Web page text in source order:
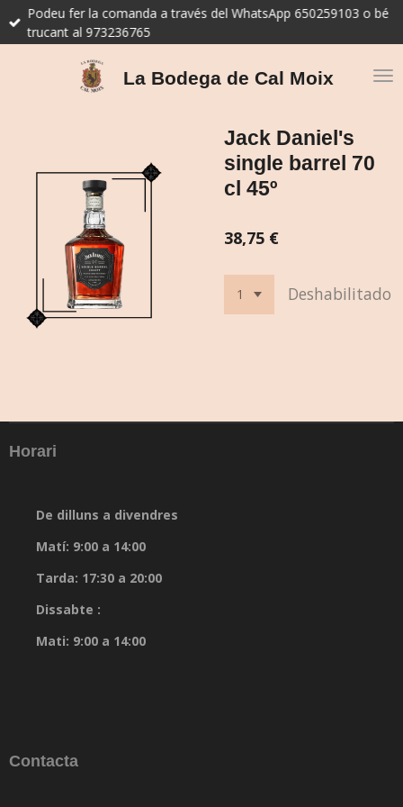
La Bodega de Cal Moix
Podeu fer la comanda a través del WhatsApp 650259103 o bé
trucant al 973236765
Jack Daniel's
single barrel 70
cl 45º
38,75 €
Deshabilitado
Horari
De dilluns a divendres
Matí: 9:00 a 14:00
Tarda: 17:30 a 20:00
Dissabte :
Mati: 9:00 a 14:00
Contacta